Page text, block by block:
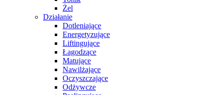
Żel
Działanie
Dotleniające
Energetyzujące
Liftingujące
Łagodzące
Matujące
Nawilżające
Oczyszczające
Odżywcze